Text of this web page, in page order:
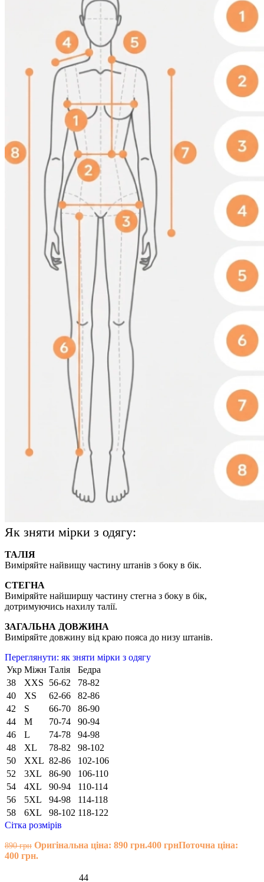
Як зняти мірки з одягу:
ТАЛІЯ
Виміряйте найвищу частину штанів з боку в бік.
СТЕГНА
Виміряйте найширшу частину стегна з боку в бік,
дотримуючись нахилу талії.
ЗАГАЛЬНА ДОВЖИНА
Виміряйте довжину від краю пояса до низу штанів.
Переглянути: як зняти мірки з одягу
Укр Міжн Талія
Бедра
38
XXS 56-62
78-82
40
XS 62-66
82-86
42
S 66-70
86-90
44
M 70-74
90-94
46
L 74-78
94-98
48
XL 78-82
98-102
50
XXL 82-86
102-106
52
3XL 86-90
106-110
54
4XL 90-94
110-114
56
5XL 94-98
114-118
58
6XL 98-102 118-122
Сітка розмірів
890грн Оригінальна ціна: 890 грн.400 грнПоточна ціна:
400 грн.
44